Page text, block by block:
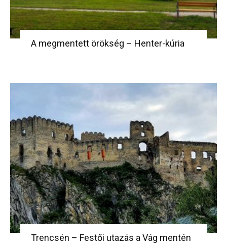
A megmentett örökség – Henter-kúria
Trencsén – Festői utazás a Vág mentén